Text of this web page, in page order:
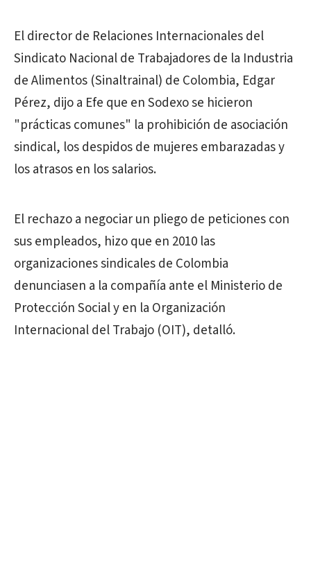
El director de Relaciones Internacionales del
Sindicato Nacional de Trabajadores de la Industria
de Alimentos (Sinaltrainal) de Colombia, Edgar
Pérez, dijo a Efe que en Sodexo se hicieron
"prácticas comunes" la prohibición de asociación
sindical, los despidos de mujeres embarazadas y
los atrasos en los salarios.
El rechazo a negociar un pliego de peticiones con
sus empleados, hizo que en 2010 las
organizaciones sindicales de Colombia
denunciasen a la compañía ante el Ministerio de
Protección Social y en la Organización
Internacional del Trabajo (OIT), detalló.